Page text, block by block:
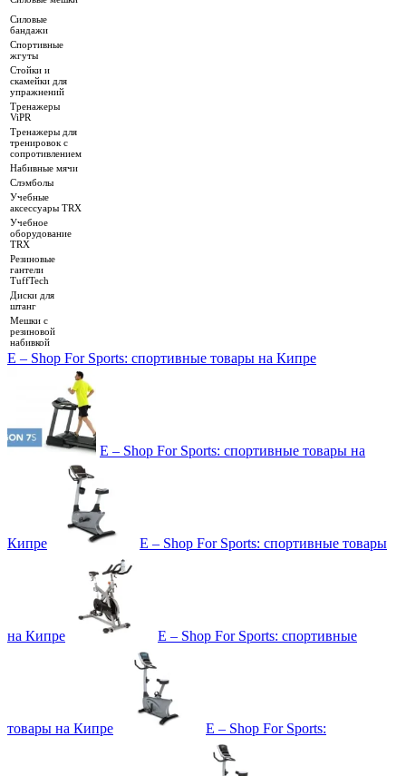
Силовые
бандажи
Спортивные
жгуты
Стойки и
скамейки для
упражнений
Тренажеры
ViPR
Тренажеры для
тренировок с
сопротивлением
Набивные мячи
Слэмболы
Учебные
аксессуары TRX
Учебное
оборудование
TRX
Резиновые
гантели
TuffTech
Диски для
штанг
Мешки с
резиновой
набивкой
E – Shop For Sports: спортивные товары на Кипре
E – Shop For Sports: спортивные товары на
Кипре E – Shop For Sports: спортивные товары
на Кипре E – Shop For Sports: спортивные
товары на Кипре E – Shop For Sports: